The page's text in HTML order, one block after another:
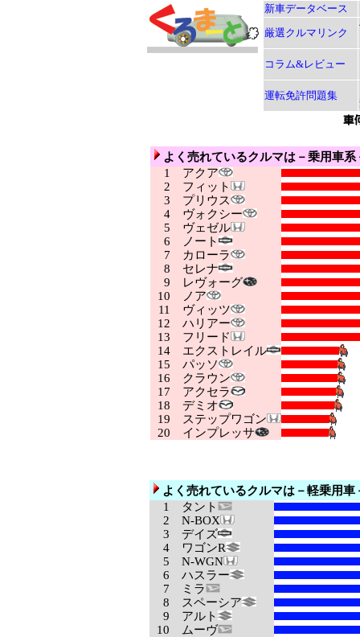
新車データベース
厳選クルマリンク
コラム&レビュー
運転免許問題集
よく売れているクルマは－乗用車系
1
アクア
2 フィット
3 プリウス
4ヴォクシー
5 ヴェゼル
6 ノート
7 カローラ
8 セレナ
9 レヴォーグ
10 ノア
11
ヴィッツ
12 ハリアー
13 フリード
14エクストレイル
15 パッソ
16 クラウン
17 アクセラ
18 デミオ
19 ステップワゴン
20 インプレッサ
よく売れているクルマは－軽乗用車
1
タント
2 N-BOX
3 デイズ
4 ワゴンR
5 N-WGN
6 ハスラー
7 ミラ
8 スペーシア
9 アルト
10 ムーヴ